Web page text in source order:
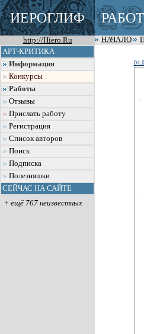
ИЕРОГЛИФ
http://Hiero.Ru НАЧАЛО
АРТ-КРИТИКА
Информация
Конкурсы
Работы
Отзывы
Прислать работу
Регистрация
Список авторов
Поиск
Подписка
Полезняшки
СЕЙЧАС НА САЙТЕ
+ ещё 767 неизвестных